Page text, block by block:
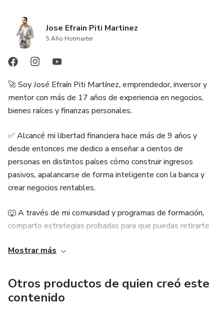
Jose Efrain Piti Martinez
5 Año Hotmarter
🚀 Soy José Efraín Piti Martínez, emprendedor, inversor y
mentor con más de 17 años de experiencia en negocios,
bienes raíces y finanzas personales.
✅ Alcancé mi libertad financiera hace más de 9 años y
desde entonces me dedico a enseñar a cientos de
personas en distintos países cómo construir ingresos
pasivos, apalancarse de forma inteligente con la banca y
crear negocios rentables.
🐺 A través de mi comunidad y programas de formación,
comparto estrategias probadas para que puedas retirarte
mentalidad financiera.
Mi misión es simple: ayudarte a hackear el sistema,
aprovechar las oportunidades correctas y vivir una vida con
tiempo, libertad y abundancia.
Mostrar más
Otros productos de quien creó este
contenido